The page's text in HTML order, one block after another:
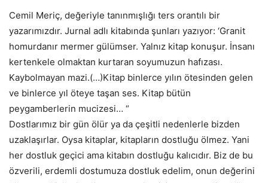
Cemil Meriç, değeriyle tanınmışlığı ters orantılı bir
yazarımızdır. Jurnal adlı kitabında şunları yazıyor: ‘Granit
homurdanır mermer gülümser. Yalnız kitap konuşur. İnsanı
kertenkele olmaktan kurtaran soyumuzun hafızası.
Kaybolmayan mazi.(…)Kitap binlerce yılın ötesinden gelen
ve binlerce yıl öteye taşan ses. Kitap bütün
peygamberlerin mucizesi… “
Dostlarımız bir gün ölür ya da çeşitli nedenlerle bizden
uzaklaşırlar. Oysa kitaplar, kitapların dostluğu ölmez. Yani
her dostluk geçici ama kitabın dostluğu kalıcıdır. Biz de bu
özverili, erdemli dostumuza dostluk edelim, onun değerini